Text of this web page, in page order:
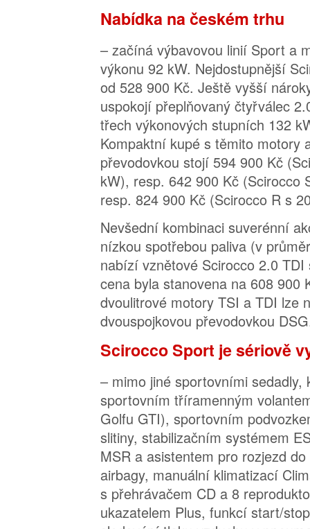
Nabídka na českém trhu
– začíná výbavovou linií Sport a
výkonu 92 kW. Nejdostupnější
od 528 900 Kč. Ještě vyšší
uspokojí přeplňovaný čtyřválec
třech výkonových stupních 132
Kompaktní kupé s těmito motory
převodovkou stojí 594 900 Kč
kW), resp. 642 900 Kč (Scirocco
resp. 824 900 Kč (Scirocco R s
Nevšední kombinaci suverénní
nízkou spotřebou paliva (v
nabízí vznětové Scirocco 2.0 TDI
cena byla stanovena na 608 900
dvoulitrové motory TSI a TDI lze
dvouspojkovou převodovkou
Scirocco Sport je sériově
– mimo jiné sportovními sedadly,
sportovním tříramenným
Golfu GTI), sportovním
slitiny, stabilizačním systémem
MSR a asistentem pro rozjezd
airbagy, manuální klimatizací
s přehrávačem CD a 8
ukazatelem Plus, funkcí start/